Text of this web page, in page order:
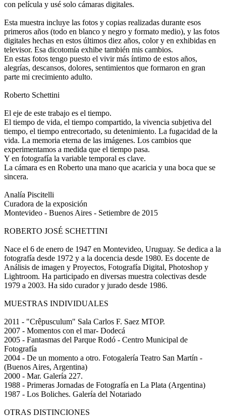
con película y usé solo cámaras digitales.
Esta muestra incluye las fotos y copias realizadas durante esos
primeros años (todo en blanco y negro y formato medio), y las fotos
digitales hechas en estos últimos diez años, color y en exhibidas en
televisor. Esa dicotomía exhibe también mis cambios.
En estas fotos tengo puesto el vivir más íntimo de estos años,
alegrías, descansos, dolores, sentimientos que formaron en gran
parte mi crecimiento adulto.
Roberto Schettini
El eje de este trabajo es el tiempo.
El tiempo de vida, el tiempo compartido, la vivencia subjetiva del
tiempo, el tiempo entrecortado, su detenimiento. La fugacidad de la
vida. La memoria eterna de las imágenes. Los cambios que
experimentamos a medida que el tiempo pasa.
Y en fotografía la variable temporal es clave.
La cámara es en Roberto una mano que acaricia y una boca que se
sincera.
Analía Piscitelli
Curadora de la exposición
Montevideo - Buenos Aires - Setiembre de 2015
ROBERTO JOSÉ SCHETTINI
Nace el 6 de enero de 1947 en Montevideo, Uruguay. Se dedica a la
fotografía desde 1972 y a la docencia desde 1980. Es docente de
Análisis de imagen y Proyectos, Fotografía Digital, Photoshop y
Lightroom. Ha participado en diversas muestra colectivas desde
1979 a 2003. Ha sido curador y jurado desde 1986.
MUESTRAS INDIVIDUALES
2011 - "Crêpusculum" Sala Carlos F. Saez MTOP.
2007 - Momentos con el mar- Dodecá
2005 - Fantasmas del Parque Rodó - Centro Municipal de
Fotografía
2004 - De un momento a otro. Fotogalería Teatro San Martín -
(Buenos Aires, Argentina)
2000 - Mar. Galería 227.
1988 - Primeras Jornadas de Fotografía en La Plata (Argentina)
1987 - Los Boliches. Galería del Notariado
OTRAS DISTINCIONES